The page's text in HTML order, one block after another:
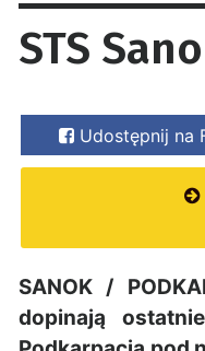
STS
Udostępnij na
SANOK /
dopinają